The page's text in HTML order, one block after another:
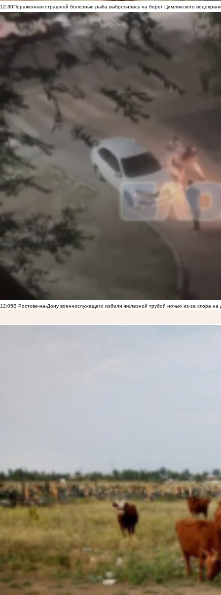
12:30Пораженная страшной болезнью рыба выбросилась на берег Цимлянского
12:05В Ростове-на-Дону военнослужащего избили железной трубой ночью из-за спора на